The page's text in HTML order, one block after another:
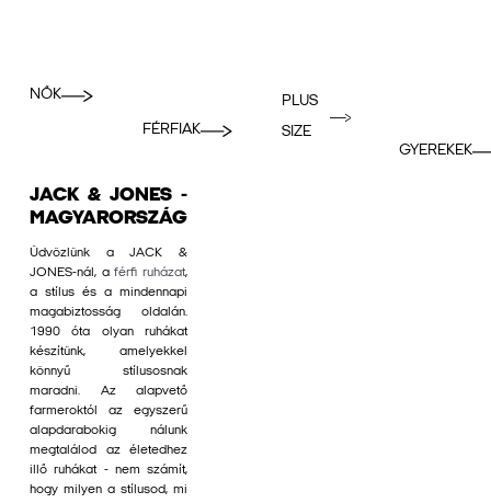
NŐK
FÉRFIAK
PLUS
SIZE
GYEREKEK
JACK & JONES -
MAGYARORSZÁG
Üdvözlünk a JACK &
JONES-nál, aférfi ruházat,
a stílus és a mindennapi
magabiztosság oldalán.
1990 óta olyan ruhákat
készítünk, amelyekkel
könnyű stílusosnak
maradni. Az alapvető
farmeroktól az egyszerű
alapdarabokig nálunk
megtalálod az életedhez
illő ruhákat - nem számít,
hogy milyen a stílusod, mi